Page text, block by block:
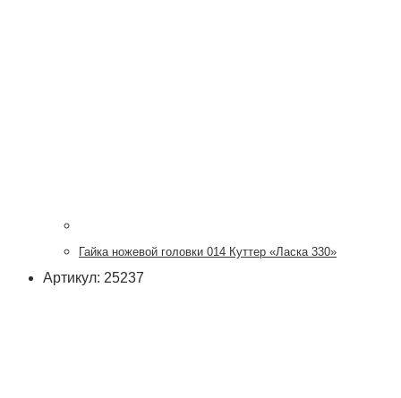
Гайка ножевой головки 014 Куттер «Ласка 330»
Артикул: 25237